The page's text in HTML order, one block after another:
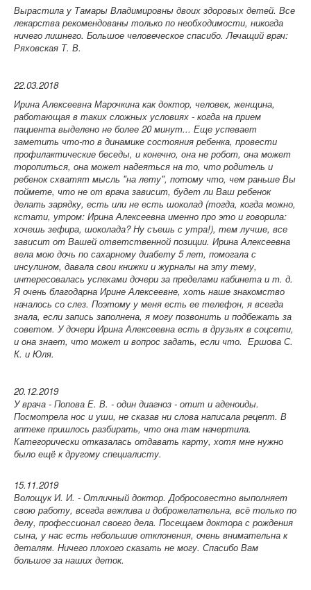
Вырастила у Тамары Владимировны двоих здоровых детей. Все
лекарства рекомендованы только по необходимости, никогда
ничего лишнего. Большое человеческое спасибо.Лечащий врач:
Ряховская Т. В.
22.03.2018
Ирина Алексеевна Марочкина как доктор, человек, женщина,
работающая в таких сложных условиях - когда на прием
пациента выделено не более 20 минут... Еще успевает
заметить что-то в динамике состояния ребенка, провести
профилактические беседы, и конечно, она не робот, она может
торопиться, она может надеяться на то, что родитель и
ребенок схватят мысль "на лету", потому что, чем раньше Вы
поймете, что не от врача зависит, будет ли Ваш ребенок
делать зарядку, есть или не есть шоколад (тогда, когда можно,
кстати, утром: Ирина Алексеевна именно про это и говорила:
хочешь зефира, шоколада? Ну съешь с утра!), тем лучше, все
зависит от Вашей ответственной позиции. Ирина Алексеевна
вела мою дочь по сахарному диабету 5 лет, помогала с
инсулином, давала свои книжки и журналы на эту тему,
интересовалась успехами дочери за пределами кабинета и т. д.
Я очень благодарна Ирине Алексеевне, хоть наше знакомство
началось со слез. Поэтому у меня есть ее телефон, я всегда
знала, если запись заполнена, я могу позвонить и подбежать за
советом. У дочери Ирина Алексеевна есть в друзьях в соцсети,
и она знает, что может и вопрос задать, если что. Ершова С.
К. и Юля.
20.12.2019
У врача - Попова Е. В. - один диагноз - отит и аденоиды.
Посмотрела нос и уши, не сказав ни слова написала рецепт. В
аптеке пришлось разбирать, что она там начертила.
Категорически отказалась отдавать карту, хотя мне нужно
было ещё к другому специалисту.
15.11.2019
Волощук И. И. - Отличный доктор. Добросовестно выполняет
свою работу, всегда вежлива и доброжелательна, всё только по
делу, профессионал своего дела. Посещаем доктора с рождения
сына, у нас есть небольшие отклонения, очень внимательна к
деталям. Ничего плохого сказать не могу. Спасибо Вам
большое за наших деток.